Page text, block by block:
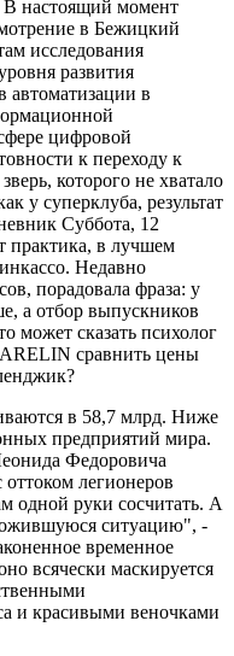
В настоящий момент
в Бежицкий
исследования
развития
автоматизации в
цифровой
к переходу к
которого не хватало
у суперклуба, результат
Суббота, 12
практика, в лучшем
Недавно
порадовала фраза: у
а отбор выпускников
может сказать психолог
сравнить цены
в 58,7 млрд. Ниже
предприятий мира.
Федоровича
оттоком легионеров
одной руки сосчитать. А
ситуацию", -
временное
всячески маскируется
и красивыми веночками